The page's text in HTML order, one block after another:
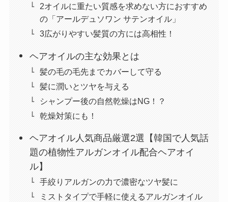
2オイルに重たい質感を求めない方におすすめ
の「アールデュソワン サテンオイル」
3広がりやすい髪質の方には高相性！
ヘアオイルの主な効果とは
髪の毛の毛先までカバーして守る
髪に潤いとツヤを与える
シャンプー後の自然乾燥はNG！？
乾燥対策にも！
ヘアオイル人気商品厳選2選【韓国で人気話
題の植物性アルガンオイル配合ヘアオイ
ル】
手絞りアルガンの力で濃密なツヤ髪に
ミストタイプで手軽に使えるアルガンオイル